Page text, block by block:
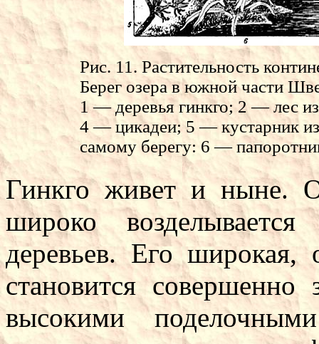
Рис. 11. Растительность
Берег озера в южной части
1 — деревья гинкго; 2 — лес
4 — цикадеи; 5 — кустарник
самому берегу: 6 —
Гинкго живет и ныне.
широко
деревьев. Его широкая,
становится совершенно
высокими